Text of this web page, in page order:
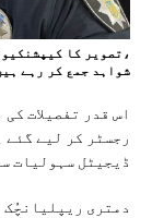
،تصویر کا
شواہد جمع کر رہے
رجسٹر کر لیے گئے
ڈیجیٹل سہولیات
دمتری